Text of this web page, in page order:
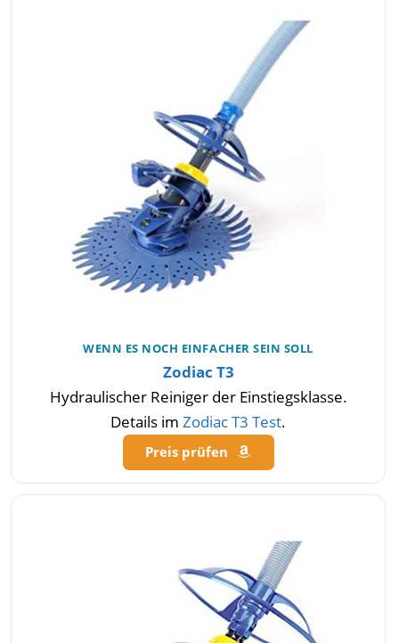
WENN ES NOCH EINFACHER SEIN SOLL
Zodiac T3
Hydraulischer Reiniger der Einstiegsklasse.
Details im Zodiac T3 Test.
Preis prüfen